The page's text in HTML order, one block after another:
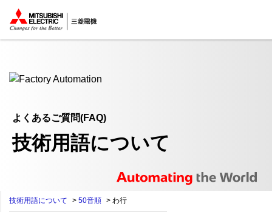
ここから本文
よくあるご質問(FAQ)
技術用語について
技術用語について > 50音順 > わ行